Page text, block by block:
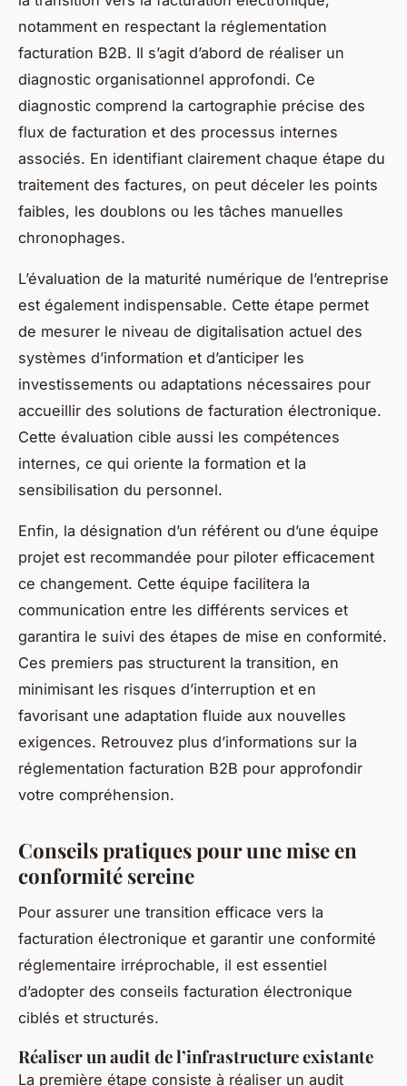
notamment en respectant la réglementation
facturation B2B. Il s’agit d’abord de réaliser un
diagnostic organisationnel approfondi. Ce
diagnostic comprend la cartographie précise des
flux de facturation et des processus internes
associés. En identifiant clairement chaque étape du
traitement des factures, on peut déceler les points
faibles, les doublons ou les tâches manuelles
chronophages.
L’évaluation de la maturité numérique de l’entreprise
est également indispensable. Cette étape permet
de mesurer le niveau de digitalisation actuel des
systèmes d’information et d’anticiper les
investissements ou adaptations nécessaires pour
accueillir des solutions de facturation électronique.
Cette évaluation cible aussi les compétences
internes, ce qui oriente la formation et la
sensibilisation du personnel.
Enfin, la désignation d’un référent ou d’une équipe
projet est recommandée pour piloter efficacement
ce changement. Cette équipe facilitera la
communication entre les différents services et
garantira le suivi des étapes de mise en conformité.
Ces premiers pas structurent la transition, en
minimisant les risques d’interruption et en
favorisant une adaptation fluide aux nouvelles
exigences. Retrouvez plus d’informations sur la
réglementation facturation B2B pour approfondir
votre compréhension.
Conseils pratiques pour une mise en
conformité sereine
Pour assurer une transition efficace vers la
facturation électronique et garantir une conformité
réglementaire irréprochable, il est essentiel
d’adopter des conseils facturation électronique
ciblés et structurés.
Réaliser un audit de l’infrastructure existante
La première étape consiste à réaliser un audit